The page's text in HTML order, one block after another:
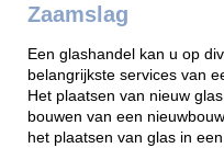
Zaamslag
Een glashandel kan u op
belangrijkste services van
Het plaatsen van nieuw
bouwen van een
het plaatsen van glas in